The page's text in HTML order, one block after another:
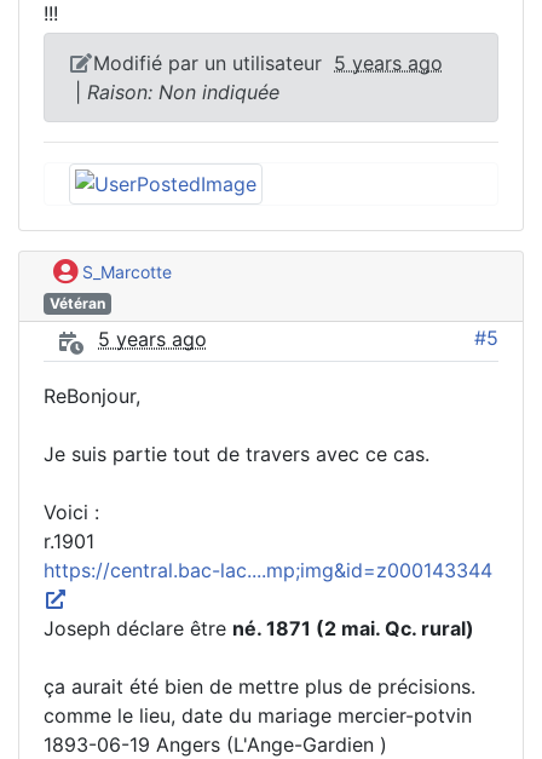
!!!
Modifié par un utilisateur 5 years ago
Raison: Non indiquée
S_Marcotte
Vétéran
5 years ago #5
ReBonjour,
Je suis partie tout de travers avec ce cas.
Voici :
r.1901
https://central.bac-lac....mp;img&id=z000143344
Joseph déclare être né. 1871 (2 mai. Qc. rural)
ça aurait été bien de mettre plus de précisions.
comme le lieu, date du mariage mercier-potvin
1893-06-19 Angers (L'Ange-Gardien )